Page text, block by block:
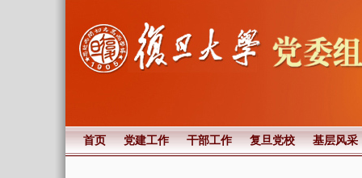
首页 党建工作 干部工作 复旦党校 基层风采